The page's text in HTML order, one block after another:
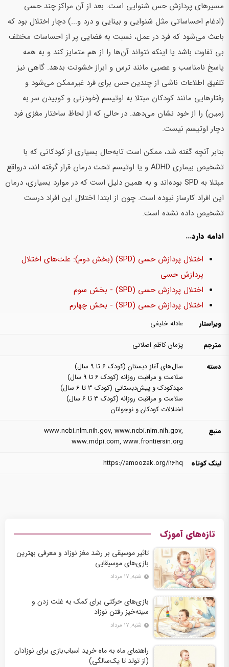
مسیرهای پردازش حس شنوایی است. بعد از آن مراکز چند حسی
(ادغام احساساتی مثل شنوایی و بینایی و درد و...) دچار اختلال بود که
باعث می‌شود که فرد در عمل، نسبت به فضایی پر از احساسات مختلف
بی تفاوت باشد یا اینکه نتواند آن‌ها را از هم متمایز کند و به همه
پاسخ نامناسب و عصبی مانند ترس و ابراز خشونت بدهد. گاهی نیز
تلفیق اطلاعات ناشی از چندین حس برای فرد غیرممکن می‌شود و
رفتارهایی مانند کودکان مبتلا به اوتیسم (خودزنی و کوبیدن سر به
زمین) را از خود نشان می‌دهد. در حالی که از لحاظ ساختار مغزی فرد
دچار اوتیسم نیست.
بنابر آنچه گفته شد، ممکن است تابه‌حال بسیاری از کودکانی که با
تشخیص بیماری ADHD و یا اوتیسم تحت درمان قرار گرفته اند، درواقع
مبتلا به SPD بوده‌اند و به همین دلیل است که در موارد بسیاری، درمان
این افراد کارساز نبوده است. چون از ابتدا اختلال این افراد درست
تشخیص داده نشده است.
ادامه دارد...
اختلال پردازش حسی (SPD) (بخش دوم): علت‌های اختلال
پردازش حسی
اختلال پردازش حسی (SPD) - بخش سوم
اختلال پردازش حسی (SPD) - بخش چهارم
ویراستار
عادله خلیفی
مترجم
پژمان کاظم اصلانی
دسته
سال‌های آغاز دبستان (کودک 6 تا 9 سال)
سلامت و مراقبت روزانه (کودک 6 تا 9 سال)
مهدکودک و پیش‌دبستانی (کودک 3 تا 6 سال)
سلامت و مراقبت روزانه (کودک 3 تا 6 سال)
اختلالات کودکان و نوجوانان
منبع
www.ncbi.nlm.nih.gov, www.ncbi.nlm.nih.gov,
www.mdpi.com, www.frontiersin.org
لینک کوتاه
https://amoozak.org/i16hq
تازه‌های آموزک
تاثیر موسیقی بر رشد مغز نوزاد و معرفی بهترین
بازی‌های موسیقایی
شنبه, ۱۷ مرداد
بازی‌های حرکتی برای کمک به غلت زدن و
سینه‌خیز رفتن نوزاد
شنبه, ۱۷ مرداد
راهنمای ماه به ماه خرید اسباب‌بازی برای نوزادان
(از تولد تا یک‌سالگی)